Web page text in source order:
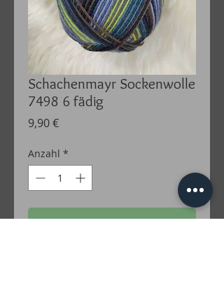
Schachenmayr Sockenwolle
7498 6 fädig
9,90 €Preis
Anzahl *
In den Warenkorb